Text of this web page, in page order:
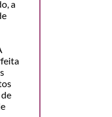
a